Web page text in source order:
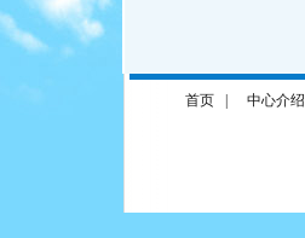
首页 中心介绍